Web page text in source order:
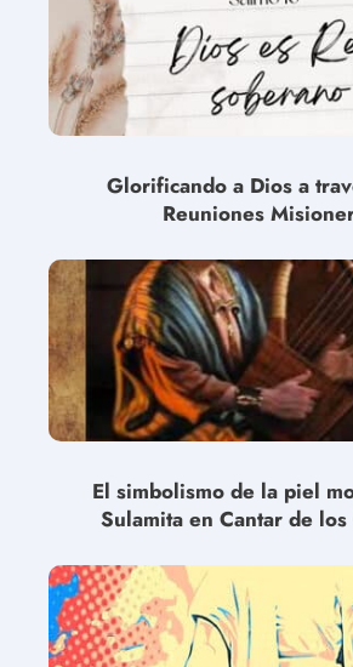
Glorificando a Dios a
Reuniones
El simbolismo de la piel
Sulamita en Cantar de los